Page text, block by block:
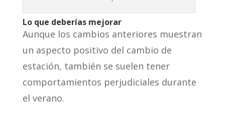
Lo que deberías mejorar
Aunque los cambios anteriores muestran
un aspecto positivo del cambio de
estación, también se suelen tener
comportamientos perjudiciales durante
el verano.